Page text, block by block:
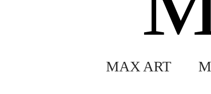
MAX ART